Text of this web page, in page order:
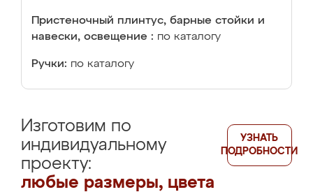
Пристеночный плинтус, барные стойки и
навески, освещение : по каталогу
Ручки: по каталогу
Изготовим по
индивидуальному
проекту:
любые размеры, цвета
УЗНАТЬ
ПОДРОБНОСТИ